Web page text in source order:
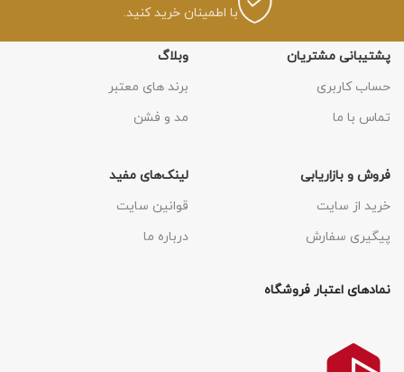
با اطمینان خرید کنید.
پشتیبانی مشتریان
حساب کاربری
تماس با ما
وبلاگ
برند های معتبر
مد و فشن
فروش و بازاریابی
خرید از سایت
پیگیری سفارش
لینک‌های مفید
قوانین سایت
درباره ما
نمادهای اعتبار فروشگاه